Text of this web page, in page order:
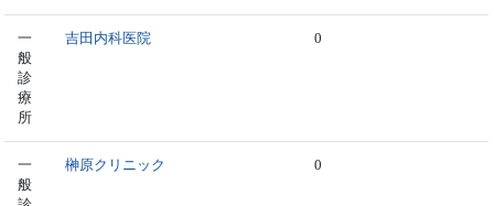
一
般
診
療
所
吉田内科医院 0
一
般
榊原クリニック 0